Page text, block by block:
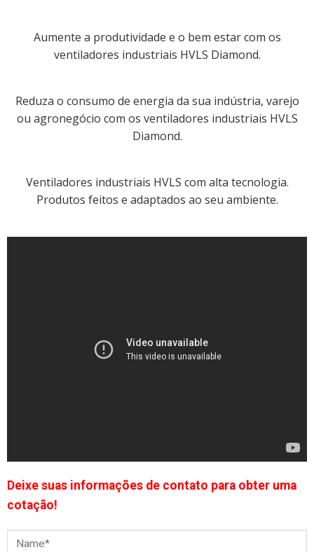
Aumente a produtividade e o bem estar com os
ventiladores industriais HVLS Diamond.
Reduza o consumo de energia da sua indústria, varejo
ou agronegócio com os ventiladores industriais HVLS
Diamond.
Ventiladores industriais HVLS com alta tecnologia.
Produtos feitos e adaptados ao seu ambiente.
Deixe suas informações de contato para obter uma
cotação!